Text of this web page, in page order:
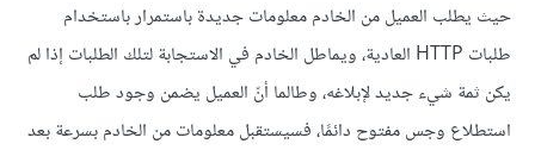
حيث يطلب العميل من الخادم معلومات جديدة باستمرار باستخدام
طلبات HTTP العادية، ويماطل الخادم في الاستجابة لتلك الطلبات إذا لم
يكن ثمة شيء جديد لإبلاغه، وطالما أنّ العميل يضمن وجود طلب
استطلاع وجس مفتوح دائمًا، فسيستقبل معلومات من الخادم بسرعة بعد